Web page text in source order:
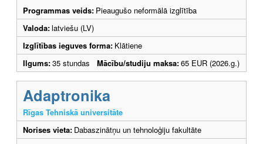
Programmas veids: Pieaugušo neformālā izglītība
Valoda:latviešu (LV)
Izglītības ieguves forma: Klātiene
Ilgums:35 stundas Mācību/studiju maksa:65 EUR (2026.g.)
Adaptronika
Rīgas Tehniskā universitāte
Norises vieta: Dabaszinātņu un tehnoloģiju fakultāte